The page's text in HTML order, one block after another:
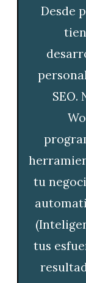
Desde
SEO.
tu
tus